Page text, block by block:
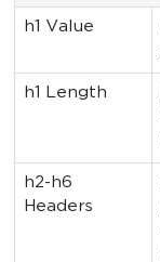
h1 Value
h1 Length
h2-h6
Headers